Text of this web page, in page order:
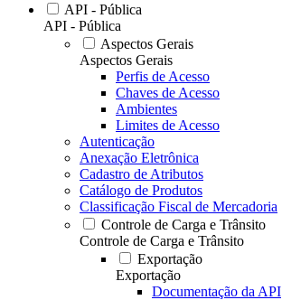
API - Pública
API - Pública
Aspectos Gerais
Aspectos Gerais
Perfis de Acesso
Chaves de Acesso
Ambientes
Limites de Acesso
Autenticação
Anexação Eletrônica
Cadastro de Atributos
Catálogo de Produtos
Classificação Fiscal de Mercadoria
Controle de Carga e Trânsito
Controle de Carga e Trânsito
Exportação
Exportação
Documentação da API